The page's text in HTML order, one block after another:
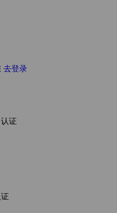
去登录
认证